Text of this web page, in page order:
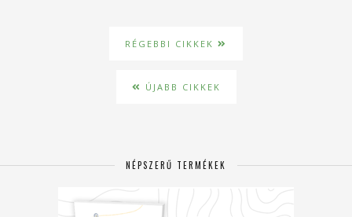
RÉGEBBI CIKKEK
ÚJABB CIKKEK
NÉPSZERŰ TERMÉKEK